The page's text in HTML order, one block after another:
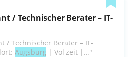
/ Technischer Berater – IT-
/ Technischer Berater – IT-
Augsburg | Vollzeit |..."